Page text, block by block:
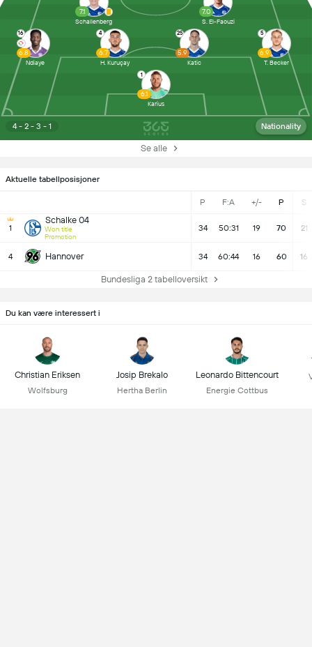
Aktuelle tabellposisjoner
P F:A +/- P S
1
Schalke 04
Won title
Promotion
34 50:31 19 70 21
4 Hannover 34 60:44 16 60 16
Bundesliga 2 tabelloversikt
4 - 2 - 3 - 1 Nationality
1
6.1
Karius
16
6.8
Ndiaye
4
6.7
H. Kuruçay
25
5.9
Katic
5
6.9
T. Becker
7.1
Schallenberg
7.0
S. El-Faouzi
Se alle
Du kan være interessert i
Christian Eriksen
Wolfsburg
Josip Brekalo
Hertha Berlin
Leonardo Bittencourt
Energie Cottbus